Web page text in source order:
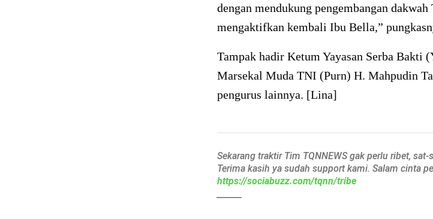
dengan mendukung pengembangan
mengaktifkan kembali Ibu Bella,”
Tampak hadir Ketum Yayasan Serba Bakti
Marsekal Muda TNI (Purn) H. Mahpudin
pengurus lainnya. [Lina]
Sekarang traktir Tim TQNNEWS gak perlu ribet,
Terima kasih ya sudah support kami. Salam cinta
https://sociabuzz.com/tqnn/tribe